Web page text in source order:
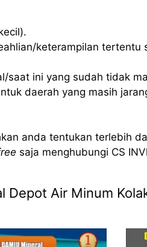
keterampilan tertentu
saat ini yang sudah tidak
daerah yang masih
anda tentukan terlebih
saja menghubungi CS
Air Minum